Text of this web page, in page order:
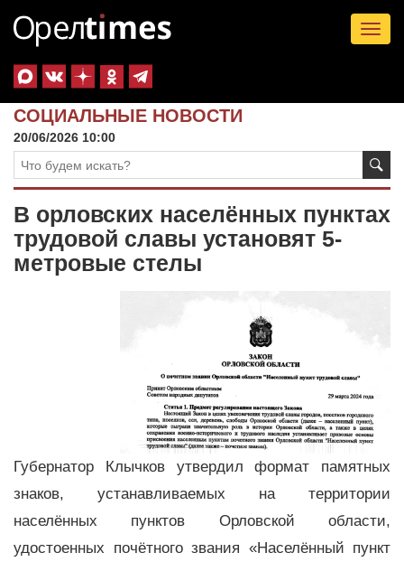
СОЦИАЛЬНЫЕ НОВОСТИ
20/06/2026 10:00
В орловских населённых пунктах
трудовой славы установят 5-
метровые стелы
Губернатор Клычков утвердил формат памятных
знаков, устанавливаемых на территории
населённых пунктов Орловской области,
удостоенных почётного звания «Населённый пункт